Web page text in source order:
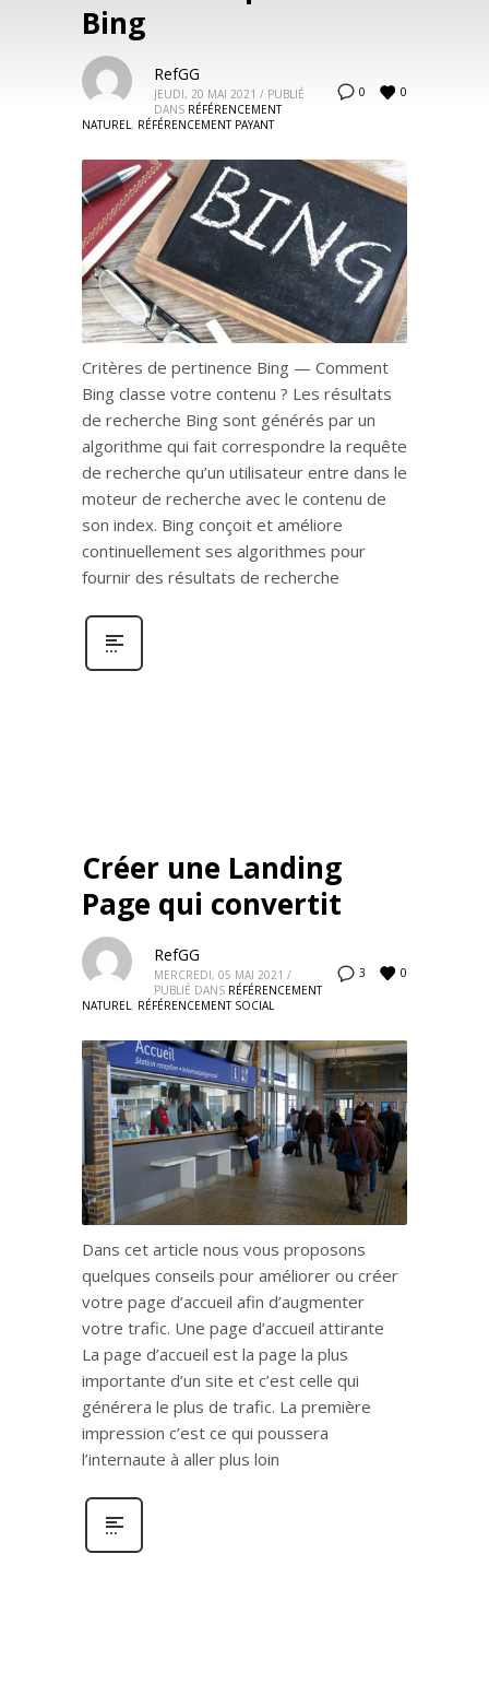
Bing
0 0
RefGG
JEUDI, 20 MAI 2021 / PUBLIÉ
DANS RÉFÉRENCEMENT
NATUREL, RÉFÉRENCEMENT PAYANT
Critères de pertinence Bing — Comment
Bing classe votre contenu ? Les résultats
de recherche Bing sont générés par un
algorithme qui fait correspondre la requête
de recherche qu’un utilisateur entre dans le
moteur de recherche avec le contenu de
son index. Bing conçoit et améliore
continuellement ses algorithmes pour
fournir des résultats de recherche
Créer une Landing
Page qui convertit
3 0
RefGG
MERCREDI, 05 MAI 2021 /
PUBLIÉ DANS RÉFÉRENCEMENT
NATUREL, RÉFÉRENCEMENT SOCIAL
Dans cet article nous vous proposons
quelques conseils pour améliorer ou créer
votre page d’accueil afin d’augmenter
votre trafic. Une page d’accueil attirante
La page d’accueil est la page la plus
importante d’un site et c’est celle qui
générera le plus de trafic. La première
impression c’est ce qui poussera
l’internaute à aller plus loin